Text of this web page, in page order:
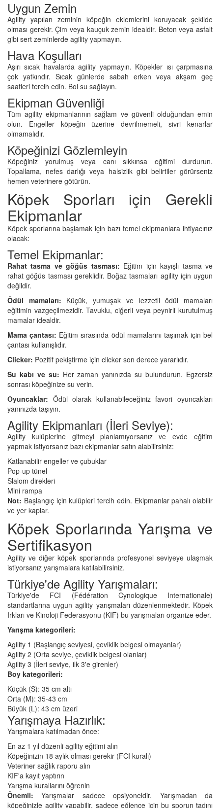
Uygun Zemin
Agility yapılan zeminin köpeğin eklemlerini koruyacak şekilde
olması gerekir. Çim veya kauçuk zemin idealdir. Beton veya asfalt
gibi sert zeminlerde agility yapmayın.
Hava Koşulları
Aşırı sıcak havalarda agility yapmayın. Köpekler ısı çarpmasına
çok yatkındır. Sıcak günlerde sabah erken veya akşam geç
saatleri tercih edin. Bol su sağlayın.
Ekipman Güvenliği
Tüm agility ekipmanlarının sağlam ve güvenli olduğundan emin
olun. Engeller köpeğin üzerine devrilmemeli, sivri kenarlar
olmamalıdır.
Köpeğinizi Gözlemleyin
Köpeğiniz yorulmuş veya canı sıkkınsa eğitimi durdurun.
Topallama, nefes darlığı veya halsizlik gibi belirtiler görürseniz
hemen veterinere götürün.
Köpek Sporları için Gerekli
Ekipmanlar
Köpek sporlarına başlamak için bazı temel ekipmanlara ihtiyacınız
olacak:
Temel Ekipmanlar:
Rahat tasma ve göğüs tasması: Eğitim için kayışlı tasma ve
rahat göğüs tasması gereklidir. Boğaz tasmaları agility için uygun
değildir.
Ödül mamaları: Küçük, yumuşak ve lezzetli ödül mamaları
eğitimin vazgeçilmezidir. Tavuklu, ciğerli veya peynirli kurutulmuş
mamalar idealdir.
Mama çantası: Eğitim sırasında ödül mamalarını taşımak için bel
çantası kullanışlıdır.
Clicker: Pozitif pekiştirme için clicker son derece yararlıdır.
Su kabı ve su: Her zaman yanınızda su bulundurun. Egzersiz
sonrası köpeğinize su verin.
Oyuncaklar: Ödül olarak kullanabileceğiniz favori oyuncakları
yanınızda taşıyın.
Agility Ekipmanları (İleri Seviye):
Agility kulüplerine gitmeyi planlamıyorsanız ve evde eğitim
yapmak istiyorsanız bazı ekipmanlar satın alabilirsiniz:
Katlanabilir engeller ve çubuklar
Pop-up tünel
Slalom direkleri
Mini rampa
Not: Başlangıç için kulüpleri tercih edin. Ekipmanlar pahalı olabilir
ve yer kaplar.
Köpek Sporlarında Yarışma ve
Sertifikasyon
Agility ve diğer köpek sporlarında profesyonel seviyeye ulaşmak
istiyorsanız yarışmalara katılabilirsiniz.
Türkiye'de Agility Yarışmaları:
Türkiye'de FCI (Fédération Cynologique Internationale)
standartlarına uygun agility yarışmaları düzenlenmektedir. Köpek
Irkları ve Kinoloji Federasyonu (KIF) bu yarışmaları organize eder.
Yarışma kategorileri:
Agility 1 (Başlangıç seviyesi, çeviklik belgesi olmayanlar)
Agility 2 (Orta seviye, çeviklik belgesi olanlar)
Agility 3 (İleri seviye, ilk 3'e girenler)
Boy kategorileri:
Küçük (S): 35 cm altı
Orta (M): 35-43 cm
Büyük (L): 43 cm üzeri
Yarışmaya Hazırlık:
Yarışmalara katılmadan önce:
En az 1 yıl düzenli agility eğitimi alın
Köpeğinizin 18 aylık olması gerekir (FCI kuralı)
Veteriner sağlık raporu alın
KIF'a kayıt yaptırın
Yarışma kurallarını öğrenin
Önemli: Yarışmalar sadece opsiyoneldir. Yarışmadan da
köpeğinizle agility yapabilir, sadece eğlence için bu sporun tadını